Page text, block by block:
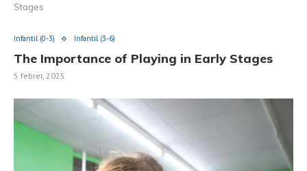
Stages
Infantil (0-3) Infantil (3-6)
The Importance of Playing in Early Stages
5 febrer, 2025